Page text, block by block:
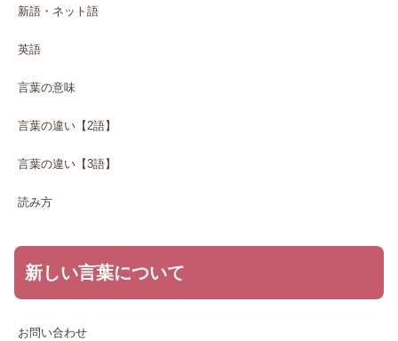
新語・ネット語
英語
言葉の意味
言葉の違い【2語】
言葉の違い【3語】
読み方
新しい言葉について
お問い合わせ